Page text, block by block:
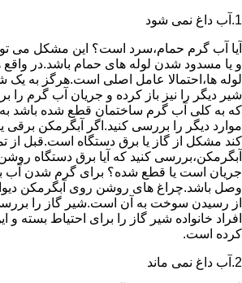
1.آب داغ نمی شود
آیا آب گرم حمام،سرد است؟ این مشکل می
و یا مسدود شدن لوله های حمام باشد.در واقع
لوله ها،احتمالا عامل اصلی است.هرگز به یک
شیر دیگر را نیز باز کرده و جریان آب گرم را
که به کلی آب گرم ساختمان قطع شده باشد به
موارد دیگر را بررسی کنید.اگر آبگرمکن برقی
کند مشکل از گاز یا برق دستگاه است.قبل از
آبگرمکن،بررسی کنید که آیا برق دستگاه
جریان است یا قطع شده؟ برای گرم شدن آب
وصل باشد.چراغ های روشن روی آبگرمکن
از رسیدن سوخت به آن است.شیر گاز را
افراد خانواده شیر گاز را برای احتیاط بسته
کرده است.
2.آب داغ نمی ماند